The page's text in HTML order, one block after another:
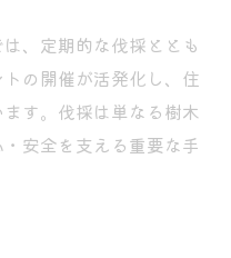
、定期的な伐採ととも
の開催が活発化し、住
す。伐採は単なる樹木
安全を支える重要な手